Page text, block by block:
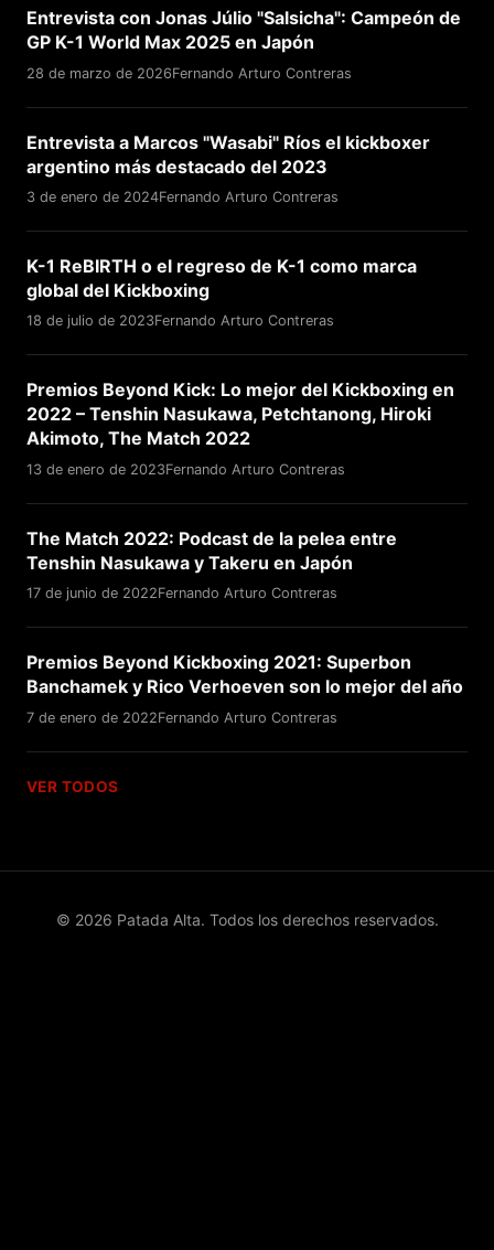
Entrevista con Jonas Júlio "Salsicha": Campeón de
GP K-1 World Max 2025 en Japón
28 de marzo de 2026Fernando Arturo Contreras
Entrevista a Marcos "Wasabi" Ríos el kickboxer
argentino más destacado del 2023
3 de enero de 2024Fernando Arturo Contreras
K-1 ReBIRTH o el regreso de K-1 como marca
global del Kickboxing
18 de julio de 2023Fernando Arturo Contreras
Premios Beyond Kick: Lo mejor del Kickboxing en
2022 – Tenshin Nasukawa, Petchtanong, Hiroki
Akimoto, The Match 2022
13 de enero de 2023Fernando Arturo Contreras
The Match 2022: Podcast de la pelea entre
Tenshin Nasukawa y Takeru en Japón
17 de junio de 2022Fernando Arturo Contreras
Premios Beyond Kickboxing 2021: Superbon
Banchamek y Rico Verhoeven son lo mejor del año
7 de enero de 2022Fernando Arturo Contreras
VER TODOS
© 2026 Patada Alta. Todos los derechos reservados.